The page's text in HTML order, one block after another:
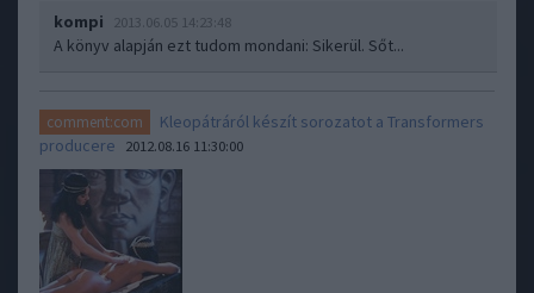
kompi 2013.06.05 14:23:48
A könyv alapján ezt tudom mondani: Sikerül. Sőt...
comment:com
Kleopátráról készít sorozatot a Transformers
producere
2012.08.16 11:30:00